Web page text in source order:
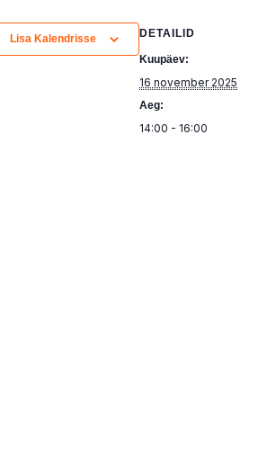
Lisa Kalendrisse DETAILID
Kuupäev:
16 november 2025
Aeg:
14:00 - 16:00